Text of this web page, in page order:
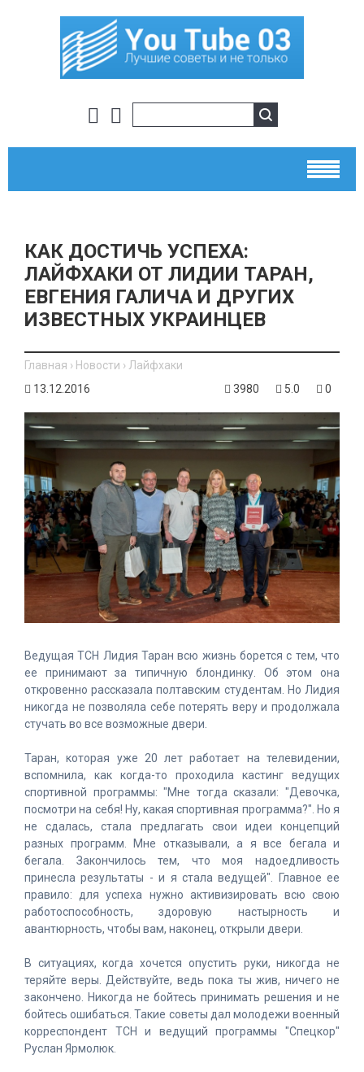
КАК ДОСТИЧЬ УСПЕХА:
ЛАЙФХАКИ ОТ ЛИДИИ ТАРАН,
ЕВГЕНИЯ ГАЛИЧА И ДРУГИХ
ИЗВЕСТНЫХ УКРАИНЦЕВ
Главная › Новости › Лайфхаки
13.12.2016
3980 5.0 0
Ведущая ТСН Лидия Таран всю жизнь борется с тем, что
ее принимают за типичную блондинку. Об этом она
откровенно рассказала полтавским студентам. Но Лидия
никогда не позволяла себе потерять веру и продолжала
стучать во все возможные двери.
Таран, которая уже 20 лет работает на телевидении,
вспомнила, как когда-то проходила кастинг ведущих
спортивной программы: "Мне тогда сказали: "Девочка,
посмотри на себя! Ну, какая спортивная программа?". Но я
не сдалась, стала предлагать свои идеи концепций
разных программ. Мне отказывали, а я все бегала и
бегала. Закончилось тем, что моя надоедливость
принесла результаты - и я стала ведущей". Главное ее
правило: для успеха нужно активизировать всю свою
работоспособность, здоровую настырность и
авантюрность, чтобы вам, наконец, открыли двери.
В ситуациях, когда хочется опустить руки, никогда не
теряйте веры. Действуйте, ведь пока ты жив, ничего не
закончено. Никогда не бойтесь принимать решения и не
бойтесь ошибаться. Такие советы дал молодежи военный
корреспондент ТСН и ведущий программы "Спецкор"
Руслан Ярмолюк.